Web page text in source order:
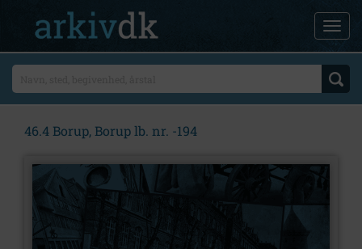
46.4 Borup, Borup lb. nr. -194